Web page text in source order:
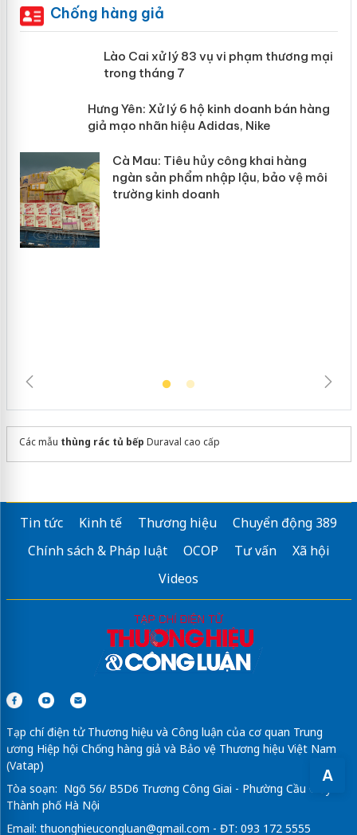
A
Chống hàng giả
Lào Cai xử lý 83 vụ vi phạm thương
mại trong tháng 7
Hưng Yên: Xử lý 6 hộ kinh doanh bán
hàng giả mạo nhãn hiệu Adidas, Nike
Các mẫu thùng rác tủ bếp Duraval cao cấp
Tin tức Kinh tế Thương hiệu
Chuyển động 389
Chính sách & Pháp luật
OCOP Tư vấn
Xã hội
Videos
Tạp chí điện tử Thương hiệu và Công luận của cơ quan Trung
ương Hiệp hội Chống hàng giả và Bảo vệ Thương hiệu Việt Nam
(Vatap)
Tòa soạn: Ngõ 56/ B5D6 Trương Công Giai - Phường Cầu Giấy -
Thành phố Hà Nội
Email: thuonghieucongluan@gmail.com - ĐT: 093 172 5555